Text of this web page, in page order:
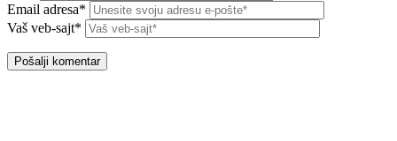
Email adresa*
Vaš veb-sajt*